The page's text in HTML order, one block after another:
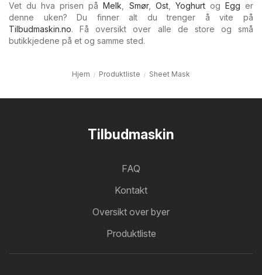
Vet du hva prisen på Melk, Smør, Ost, Yoghurtog Egg er
denne uken? Du finner alt du trenger å vite på
Tilbudmaskin.no. Få oversikt over alle de store og små
butikkjedene på et og samme sted.
Hjem Produktliste Sheet Mask
Tilbudmaskin
FAQ
Kontakt
Oversikt over byer
Produktliste